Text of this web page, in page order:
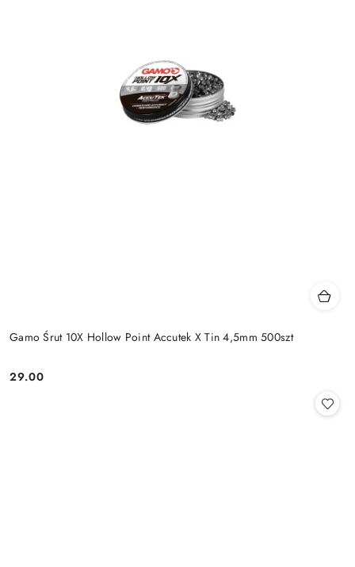
Gamo Śrut 10X Hollow Point Accutek X Tin 4,5mm 500szt
Cena:
29.00